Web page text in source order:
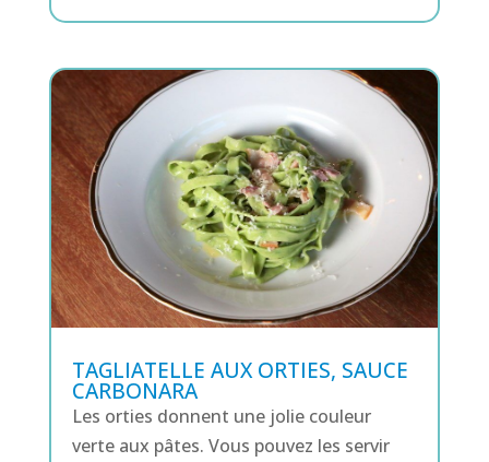
TAGLIATELLE AUX ORTIES, SAUCE
CARBONARA
Les orties donnent une jolie couleur
verte aux pâtes. Vous pouvez les servir